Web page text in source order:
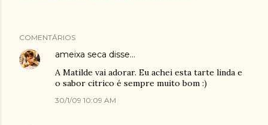
COMENTÁRIOS
ameixa seca disse…
A Matilde vai adorar. Eu achei esta tarte linda e
o sabor citrico é sempre muito bom :)
30/1/09 10:09 AM